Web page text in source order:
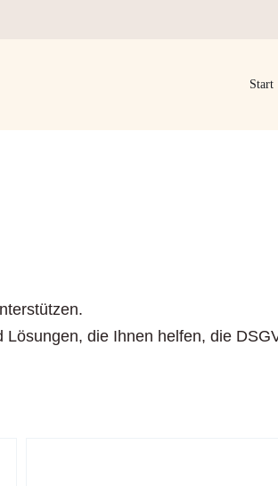
Start
die Ihnen helfen, die